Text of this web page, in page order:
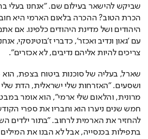
צריכים להיות אליהם נדיבים, לא אכזרים".